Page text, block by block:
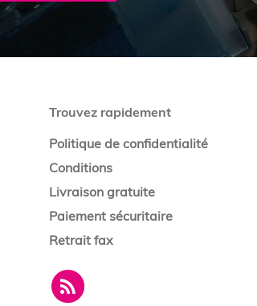
Trouvez rapidement
Politique de confidentialité
Conditions
Livraison gratuite
Paiement sécuritaire
Retrait fax